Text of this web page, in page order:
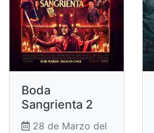
Boda
Sangrienta 2
28 de Marzo del